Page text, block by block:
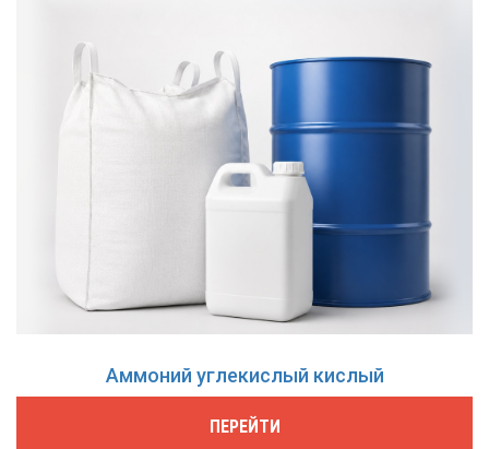
Аммоний углекислый кислый
ПЕРЕЙТИ